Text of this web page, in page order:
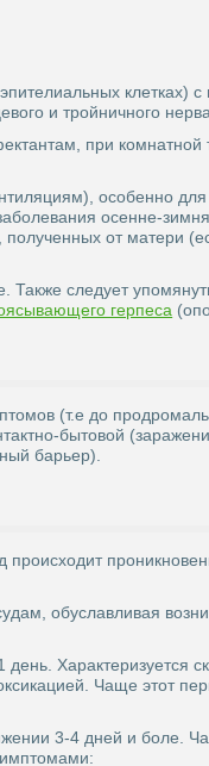
и тройничного нерва.
при комнатной
особенно
осенне-
от матери
следует
герпеса
(т.е до
бытовой
барьер).
обуславливая
Характеризуется
Чаще этот
3-4 дней и боле.